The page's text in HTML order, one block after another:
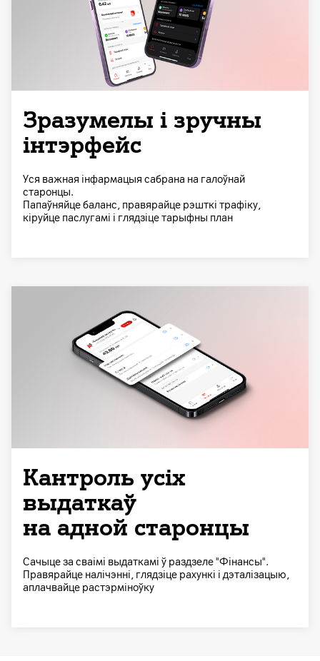
Зразумелы і зручны
інтэрфейс
Уся важная інфармацыя сабрана на галоўнай
старонцы.
Папаўняйце баланс, правярайце рэшткі трафіку,
кіруйце паслугамі і глядзіце тарыфны план
Кантроль усіх
выдаткаў
на адной старонцы
Сачыце за сваімі выдаткамі ў раздзеле "Фінансы".
Правярайце налічэнні, глядзіце рахункі і дэталізацыю,
аплачвайце растэрміноўку